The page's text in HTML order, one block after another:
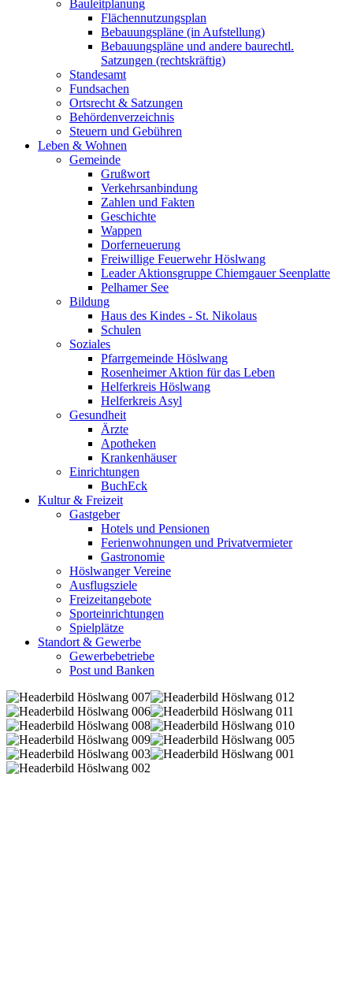
Bauleitplanung
Flächennutzungsplan
Bebauungspläne (in Aufstellung)
Bebauungspläne und andere baurechtl.
Satzungen (rechtskräftig)
Standesamt
Fundsachen
Ortsrecht & Satzungen
Behördenverzeichnis
Steuern und Gebühren
Leben & Wohnen
Gemeinde
Grußwort
Verkehrsanbindung
Zahlen und Fakten
Geschichte
Wappen
Dorferneuerung
Freiwillige Feuerwehr Höslwang
Leader Aktionsgruppe Chiemgauer Seenplatte
Pelhamer See
Bildung
Haus des Kindes - St. Nikolaus
Schulen
Soziales
Pfarrgemeinde Höslwang
Rosenheimer Aktion für das Leben
Helferkreis Höslwang
Helferkreis Asyl
Gesundheit
Ärzte
Apotheken
Krankenhäuser
Einrichtungen
BuchEck
Kultur & Freizeit
Gastgeber
Hotels und Pensionen
Ferienwohnungen und Privatvermieter
Gastronomie
Höslwanger Vereine
Ausflugsziele
Freizeitangebote
Sporteinrichtungen
Spielplätze
Standort & Gewerbe
Gewerbebetriebe
Post und Banken